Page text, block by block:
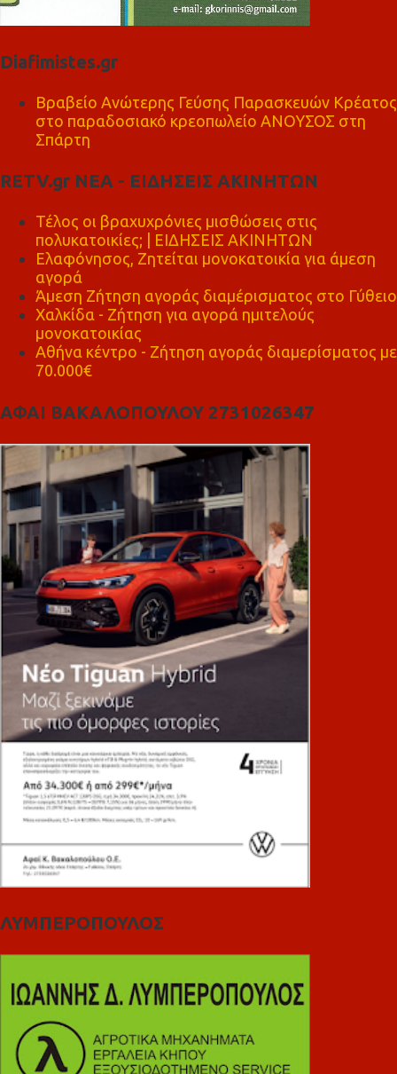
Diafimistes.gr
Βραβείο Ανώτερης Γεύσης Παρασκευών Κρέατος
στο παραδοσιακό κρεοπωλείο ΑΝΟΥΣΟΣ στη
Σπάρτη
RETV.gr ΝΕΑ - ΕΙΔΗΣΕΙΣ ΑΚΙΝΗΤΩΝ
Τέλος οι βραχυχρόνιες μισθώσεις στις
πολυκατοικίες; | ΕΙΔΗΣΕΙΣ ΑΚΙΝΗΤΩΝ
Ελαφόνησος, Ζητείται μονοκατοικία για άμεση
αγορά
Άμεση Ζήτηση αγοράς διαμέρισματος στο Γύθειο
Χαλκίδα - Ζήτηση για αγορά ημιτελούς
μονοκατοικίας
Αθήνα κέντρο - Ζήτηση αγοράς διαμερίσματος με
70.000€
ΑΦΑΙ ΒΑΚΑΛΟΠΟΥΛΟΥ 2731026347
ΛΥΜΠΕΡΟΠΟΥΛΟΣ